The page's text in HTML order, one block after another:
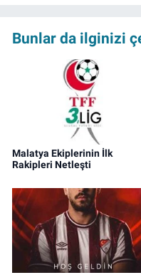
Bunlar da ilginizi
Malatya Ekiplerinin İlk
Rakipleri Netleşti